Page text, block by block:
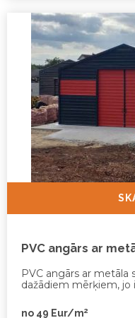
PVC angārs ar
PVC angārs ar
dažādiem mērķiem, jo
no 49 Eur/m2